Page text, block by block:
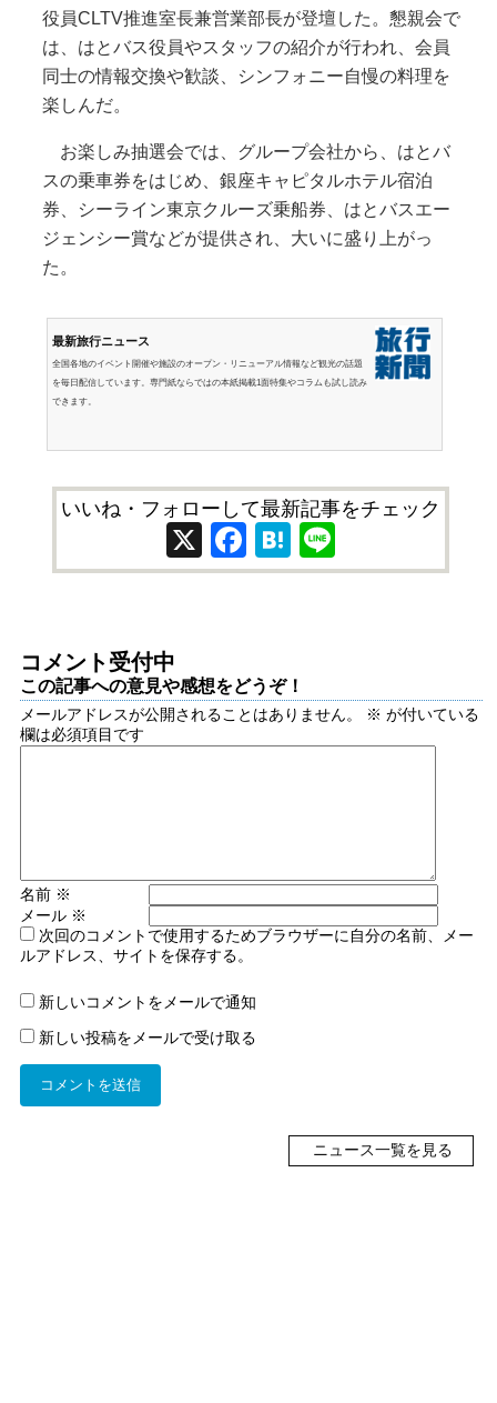
役員CLTV推進室長兼営業部長が登壇した。懇親会で
は、はとバス役員やスタッフの紹介が行われ、会員
同士の情報交換や歓談、シンフォニー自慢の料理を
楽しんだ。
お楽しみ抽選会では、グループ会社から、はとバ
スの乗車券をはじめ、銀座キャピタルホテル宿泊
券、シーライン東京クルーズ乗船券、はとバスエー
ジェンシー賞などが提供され、大いに盛り上がっ
た。
最新旅行ニュース
全国各地のイベント開催や施設のオープン・リニューアル情報など観光の話題
を毎日配信しています。専門紙ならではの本紙掲載1面特集やコラムも試し読み
できます。
いいね・フォローして最新記事をチェック
X Facebook
Hatena
コメント受付中
この記事への意見や感想をどうぞ！
メールアドレスが公開されることはありません。 ※ が付いている
欄は必須項目です
名前 ※
メール ※
次回のコメントで使用するためブラウザーに自分の名前、メー
ルアドレス、サイトを保存する。
新しいコメントをメールで通知
新しい投稿をメールで受け取る
ニュース一覧を見る